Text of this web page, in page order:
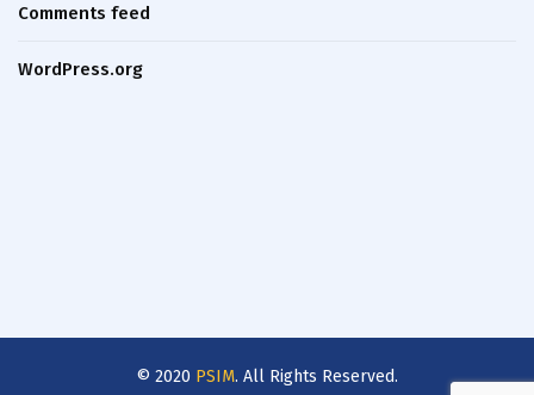
Comments feed
WordPress.org
© 2020 PSIM. All Rights Reserved.